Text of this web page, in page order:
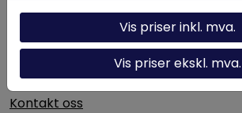
Nyttige linker
Hydraulikk-kalkulator
Kontakt oss
Vis priser inkl. mva.
Vis priser ekskl. mva.